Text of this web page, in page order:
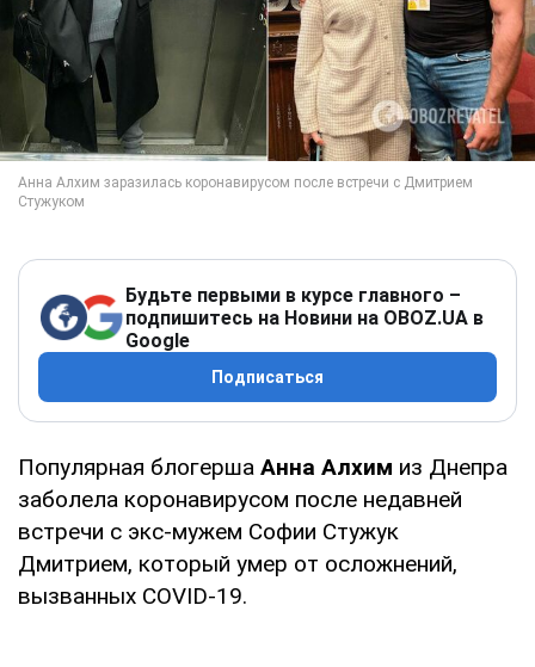
Будьте первыми в курсе главного –
подпишитесь на Новини на OBOZ.UA в
Google
Подписаться
Популярная блогерша Анна Алхим из Днепра
заболела коронавирусом после недавней
встречи с экс-мужем Софии Стужук
Дмитрием, который умер от осложнений,
вызванных COVID-19.